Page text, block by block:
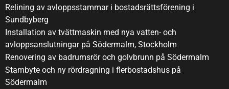
Relining av avloppsstammar i bostadsrättsförening i
Sundbyberg
Installation av tvättmaskin med nya vatten- och
avloppsanslutningar på Södermalm, Stockholm
Renovering av badrumsrör och golvbrunn på Södermalm
Stambyte och ny rördragning i flerbostadshus på
Södermalm